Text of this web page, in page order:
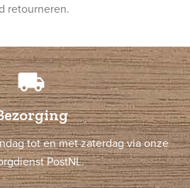
retourneren.
local_shipping
tot en met zaterdag via onze
PostNL.